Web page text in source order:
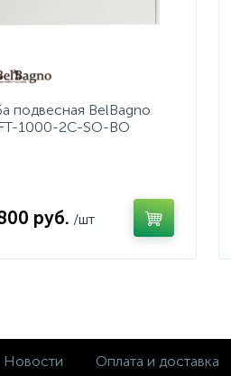
подвесная BelBagno
1000-2C-SO-BO
руб. /шт
Новости Оплата и доставка